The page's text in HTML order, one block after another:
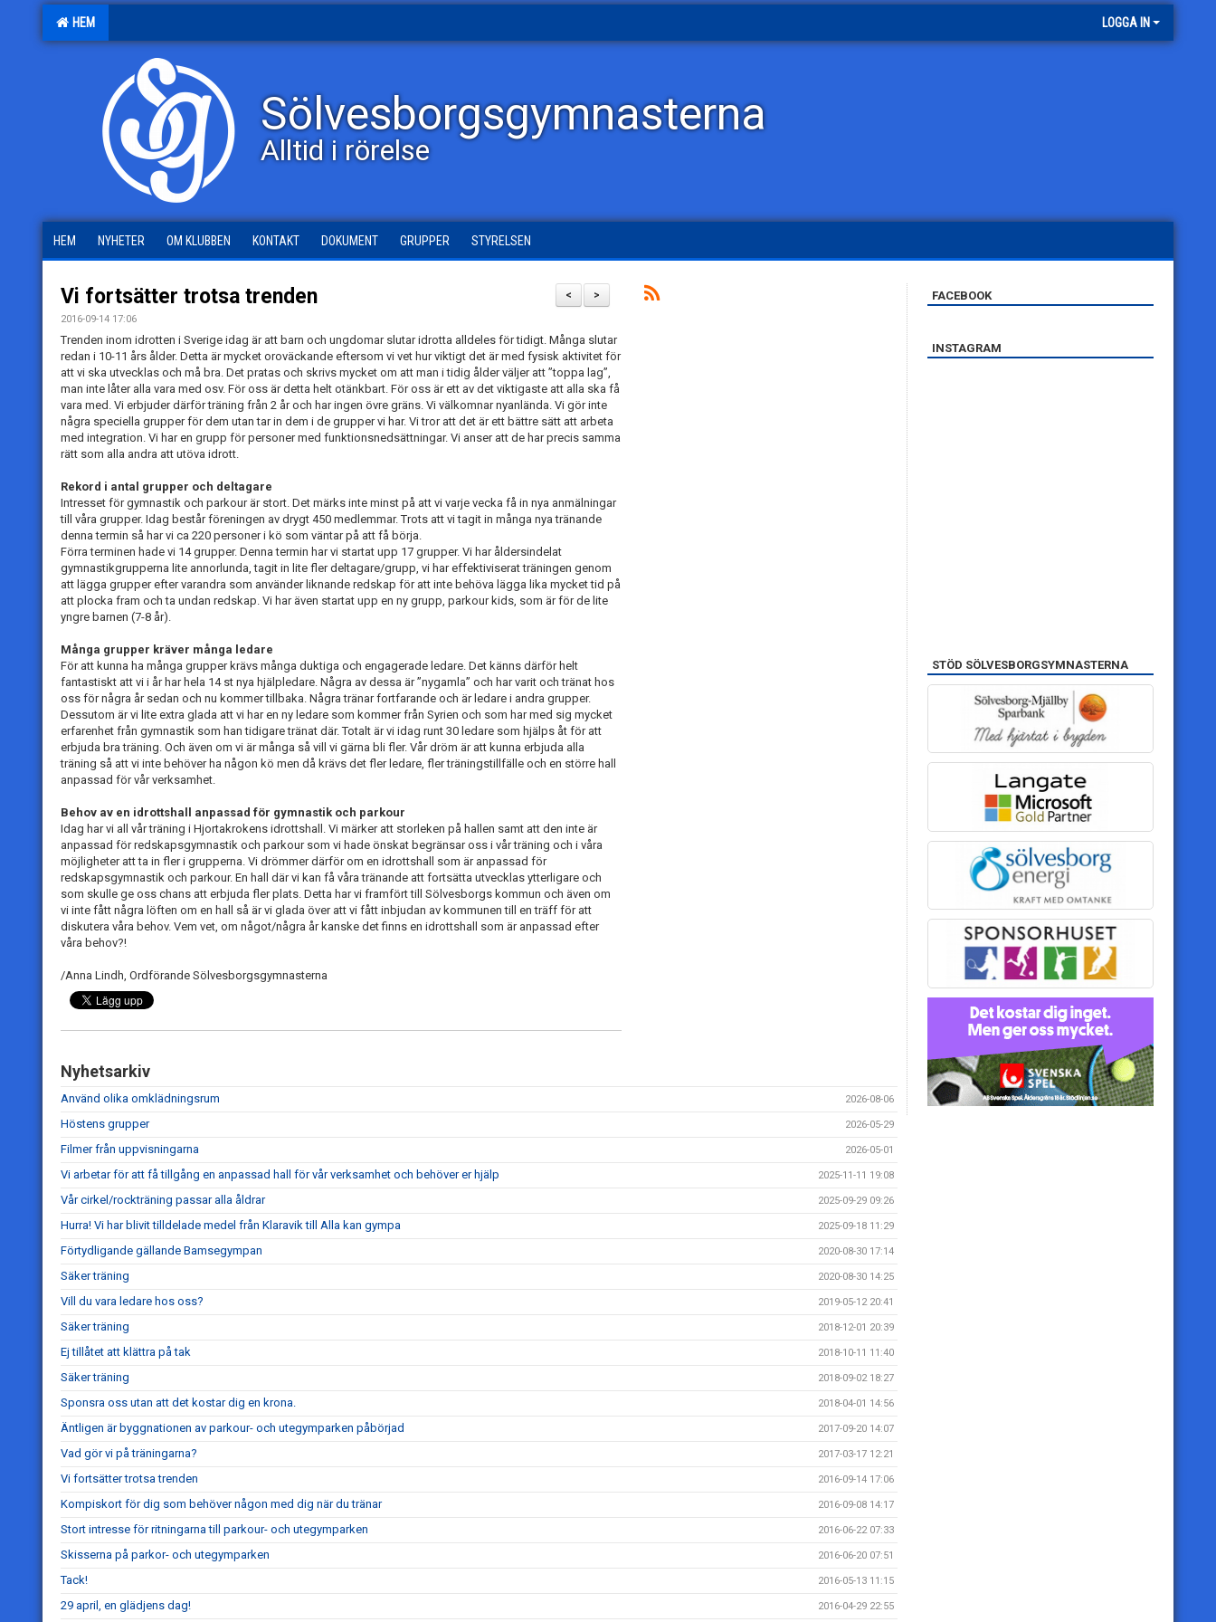
HEM LOGGA IN
Sölvesborgsgymnasterna
Alltid i rörelse
HEM NYHETER OM KLUBBEN KONTAKT DOKUMENT GRUPPER STYRELSEN
>
<
Vi fortsätter trotsa trenden
2016-09-14 17:06
Trenden inom idrotten i Sverige idag är att barn och ungdomar slutar idrotta alldeles för tidigt. Många slutar
redan i 10-11 års ålder. Detta är mycket oroväckande eftersom vi vet hur viktigt det är med fysisk aktivitet för
att vi ska utvecklas och må bra. Det pratas och skrivs mycket om att man i tidig ålder väljer att ”toppa lag”,
man inte låter alla vara med osv. För oss är detta helt otänkbart. För oss är ett av det viktigaste att alla ska få
vara med. Vi erbjuder därför träning från 2 år och har ingen övre gräns. Vi välkomnar nyanlända. Vi gör inte
några speciella grupper för dem utan tar in dem i de grupper vi har. Vi tror att det är ett bättre sätt att arbeta
med integration. Vi har en grupp för personer med funktionsnedsättningar. Vi anser att de har precis samma
rätt som alla andra att utöva idrott.
Rekord i antal grupper och deltagare
Intresset för gymnastik och parkour är stort. Det märks inte minst på att vi varje vecka få in nya anmälningar
till våra grupper. Idag består föreningen av drygt 450 medlemmar. Trots att vi tagit in många nya tränande
denna termin så har vi ca 220 personer i kö som väntar på att få börja.
Förra terminen hade vi 14 grupper. Denna termin har vi startat upp 17 grupper. Vi har åldersindelat
gymnastikgrupperna lite annorlunda, tagit in lite fler deltagare/grupp, vi har effektiviserat träningen genom
att lägga grupper efter varandra som använder liknande redskap för att inte behöva lägga lika mycket tid på
att plocka fram och ta undan redskap. Vi har även startat upp en ny grupp, parkour kids, som är för de lite
yngre barnen (7-8 år).
Många grupper kräver många ledare
För att kunna ha många grupper krävs många duktiga och engagerade ledare. Det känns därför helt
fantastiskt att vi i år har hela 14 st nya hjälpledare. Några av dessa är ”nygamla” och har varit och tränat hos
oss för några år sedan och nu kommer tillbaka. Några tränar fortfarande och är ledare i andra grupper.
Dessutom är vi lite extra glada att vi har en ny ledare som kommer från Syrien och som har med sig mycket
erfarenhet från gymnastik som han tidigare tränat där. Totalt är vi idag runt 30 ledare som hjälps åt för att
erbjuda bra träning. Och även om vi är många så vill vi gärna bli fler. Vår dröm är att kunna erbjuda alla
träning så att vi inte behöver ha någon kö men då krävs det fler ledare, fler träningstillfälle och en större hall
anpassad för vår verksamhet.
Behov av en idrottshall anpassad för gymnastik och parkour
Idag har vi all vår träning i Hjortakrokens idrottshall. Vi märker att storleken på hallen samt att den inte är
anpassad för redskapsgymnastik och parkour som vi hade önskat begränsar oss i vår träning och i våra
möjligheter att ta in fler i grupperna. Vi drömmer därför om en idrottshall som är anpassad för
redskapsgymnastik och parkour. En hall där vi kan få våra tränande att fortsätta utvecklas ytterligare och
som skulle ge oss chans att erbjuda fler plats. Detta har vi framfört till Sölvesborgs kommun och även om
vi inte fått några löften om en hall så är vi glada över att vi fått inbjudan av kommunen till en träff för att
diskutera våra behov. Vem vet, om något/några år kanske det finns en idrottshall som är anpassad efter
våra behov?!
/Anna Lindh, Ordförande Sölvesborgsgymnasterna
Nyhetsarkiv
Använd olika omklädningsrum 2026-08-06
Höstens grupper 2026-05-29
Filmer från uppvisningarna 2026-05-01
Vi arbetar för att få tillgång en anpassad hall för vår verksamhet och behöver er hjälp 2025-11-11 19:08
Vår cirkel/rockträning passar alla åldrar 2025-09-29 09:26
Hurra! Vi har blivit tilldelade medel från Klaravik till Alla kan gympa 2025-09-18 11:29
Förtydligande gällande Bamsegympan 2020-08-30 17:14
Säker träning 2020-08-30 14:25
Vill du vara ledare hos oss? 2019-05-12 20:41
Säker träning 2018-12-01 20:39
Ej tillåtet att klättra på tak 2018-10-11 11:40
Säker träning 2018-09-02 18:27
Sponsra oss utan att det kostar dig en krona. 2018-04-01 14:56
Äntligen är byggnationen av parkour- och utegymparken påbörjad 2017-09-20 14:07
Vad gör vi på träningarna? 2017-03-17 12:21
Vi fortsätter trotsa trenden 2016-09-14 17:06
Kompiskort för dig som behöver någon med dig när du tränar 2016-09-08 14:17
Stort intresse för ritningarna till parkour- och utegymparken 2016-06-22 07:33
Skisserna på parkor- och utegymparken 2016-06-20 07:51
Tack! 2016-05-13 11:15
29 april, en glädjens dag! 2016-04-29 22:55
FACEBOOK
INSTAGRAM
STÖD SÖLVESBORGSYMNASTERNA